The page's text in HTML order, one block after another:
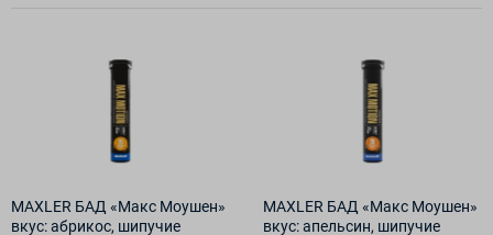
MAXLER БАД «Макс Моушен»
вкус: абрикос, шипучие
MAXLER БАД «Макс Моушен»
вкус: апельсин, шипучие